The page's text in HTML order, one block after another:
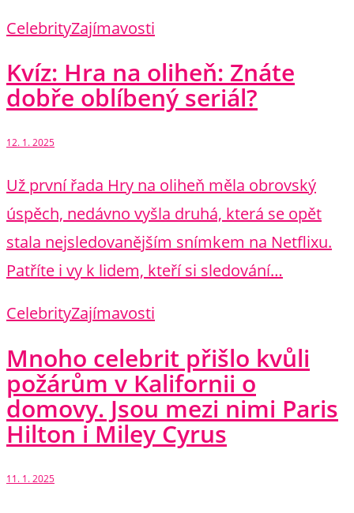
CelebrityZajímavosti
Kvíz: Hra na oliheň: Znáte
dobře oblíbený seriál?
12. 1. 2025
Už první řada Hry na oliheň měla obrovský
úspěch, nedávno vyšla druhá, která se opět
stala nejsledovanějším snímkem na Netflixu.
Patříte i vy k lidem, kteří si sledování…
CelebrityZajímavosti
Mnoho celebrit přišlo kvůli
požárům v Kalifornii o
domovy. Jsou mezi nimi Paris
Hilton i Miley Cyrus
11. 1. 2025